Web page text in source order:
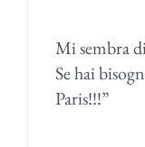
Mi sembra
Se hai
Paris!!!”